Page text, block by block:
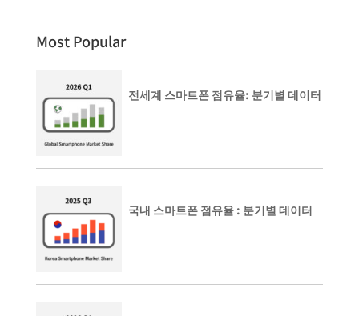
Most Popular
전세계 스마트폰 점유율: 분기별 데이터
국내 스마트폰 점유율 : 분기별 데이터